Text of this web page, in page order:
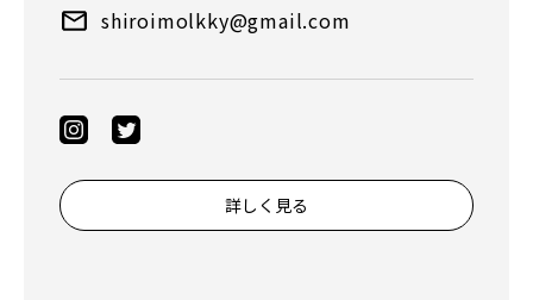
shiroimolkky@gmail.com
詳しく見る